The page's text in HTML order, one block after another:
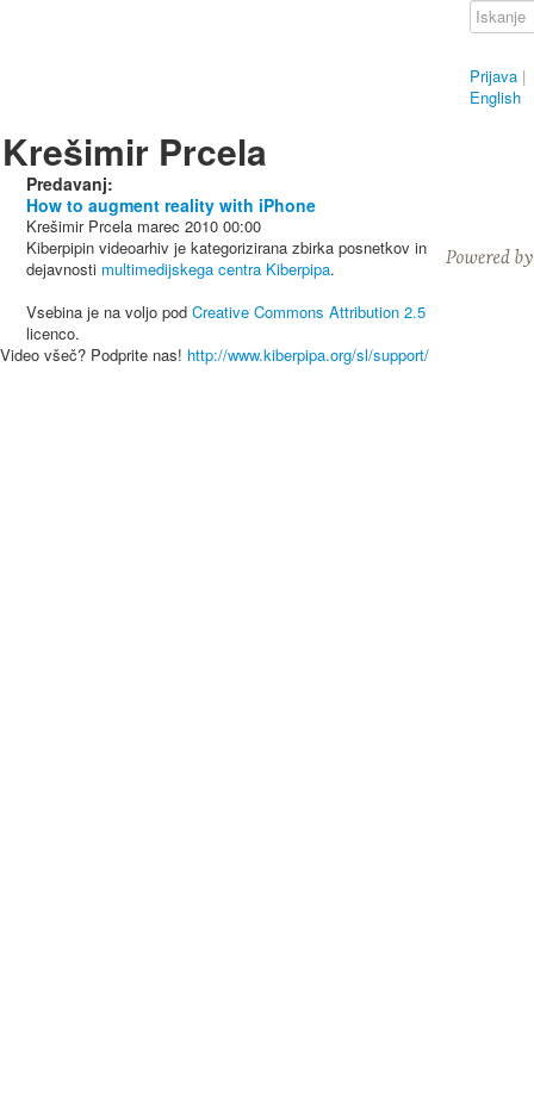
Prijava |
English
Krešimir Prcela
Predavanj:
How to augment reality with iPhone
Krešimir Prcela marec 2010 00:00
Kiberpipin videoarhiv je kategorizirana zbirka posnetkov in
dejavnosti multimedijskega centra Kiberpipa.
Vsebina je na voljo pod Creative Commons Attribution 2.5
licenco.
Video všeč? Podprite nas! http://www.kiberpipa.org/sl/support/